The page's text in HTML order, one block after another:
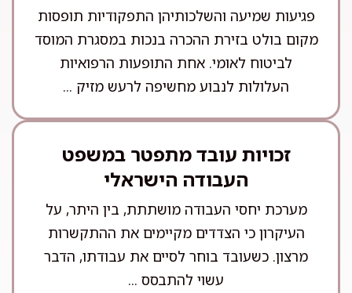
פגיעות שמיעה והשלכותיהן התפקודיות תופסות
מקום בולט בזירת ההכרה בנכות במסגרת המוסד
לביטוח לאומי. אחת התופעות הרפואיות
העלולות לנבוע מחשיפה לרעש מזיק ...
זכויות עובד מתפטר במשפט
העבודה הישראלי
מערכת יחסי העבודה מושתתת, בין היתר, על
העיקרון כי הצדדים מקיימים את ההתקשרות
מרצון. כשעובד בוחר לסיים את עבודתו, הדבר
עשוי להתבסס ...